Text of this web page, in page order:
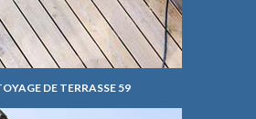
DE TERRASSE 59